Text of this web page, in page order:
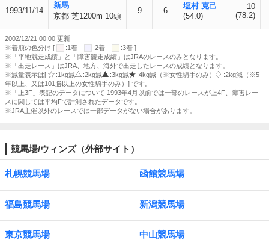
1993/11/14
新馬
京都 芝1200m 10頭
9 6
塩村 克己
(54.0)
10
(78.2)
2002/12/21 00:00 更新
※着順の色分け [
:1着 :2着
:3着 ]
※「平地競走成績」と「障害競走成績」はJRAのレースのみとなります。
※「出走レース」はJRA、地方、海外で出走したレースの成績となります。
※減量表示は[
:1kg減 :2kg減 :3kg減 :4kg減（※女性騎手のみ）
:2kg減（※5
年以上、又は101勝以上の女性騎手のみ）] です。
※「上3F」表記のデータについて 1993年4月以前では一部のレースが上4F、障害レー
スに関しては平均Fで計測されたデータです。
※JRA主催以外のレースでは一部データがない場合があります。
競馬場/ウィンズ（外部サイト）
札幌競馬場 函館競馬場
福島競馬場 新潟競馬場
東京競馬場 中山競馬場